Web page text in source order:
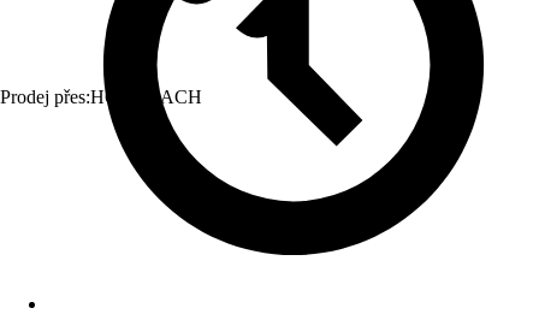
Prodej přes:HORNBACH